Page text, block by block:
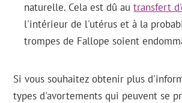
naturelle. Cela est dû autransfert
l'intérieur de l'utérus et à la
trompes de Fallope soient
Si vous souhaitez obtenir plus
types d'avortements qui peuvent se